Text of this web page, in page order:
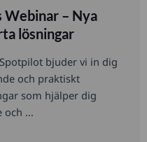
Webinar – Nya
lösningar
bjuder vi in dig
och praktiskt
som hjälper dig
och ...